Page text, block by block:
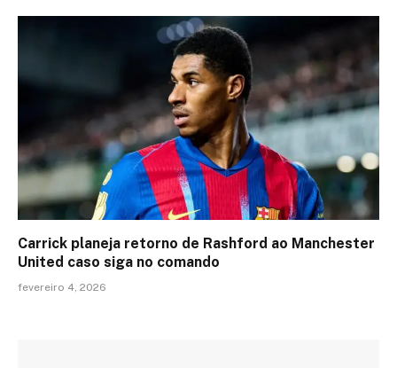
Carrick planeja retorno de Rashford ao Manchester
United caso siga no comando
fevereiro 4, 2026